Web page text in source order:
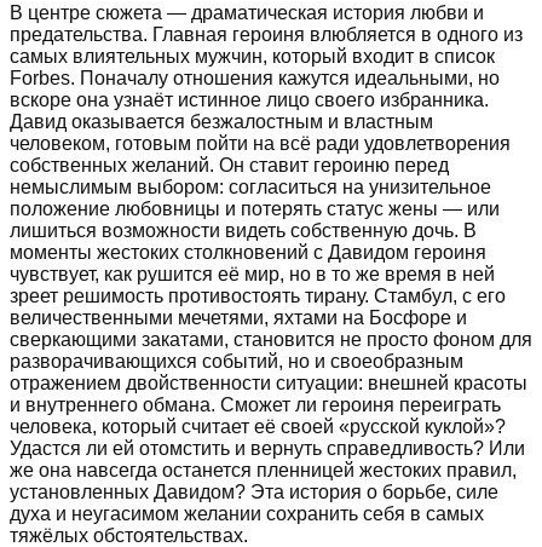
В центре сюжета — драматическая история любви и
предательства. Главная героиня влюбляется в одного из
самых влиятельных мужчин, который входит в список
Forbes. Поначалу отношения кажутся идеальными, но
вскоре она узнаёт истинное лицо своего избранника.
Давид оказывается безжалостным и властным
человеком, готовым пойти на всё ради удовлетворения
собственных желаний. Он ставит героиню перед
немыслимым выбором: согласиться на унизительное
положение любовницы и потерять статус жены — или
лишиться возможности видеть собственную дочь. В
моменты жестоких столкновений с Давидом героиня
чувствует, как рушится её мир, но в то же время в ней
зреет решимость противостоять тирану. Стамбул, с его
величественными мечетями, яхтами на Босфоре и
сверкающими закатами, становится не просто фоном для
разворачивающихся событий, но и своеобразным
отражением двойственности ситуации: внешней красоты
и внутреннего обмана. Сможет ли героиня переиграть
человека, который считает её своей «русской куклой»?
Удастся ли ей отомстить и вернуть справедливость? Или
же она навсегда останется пленницей жестоких правил,
установленных Давидом? Эта история о борьбе, силе
духа и неугасимом желании сохранить себя в самых
тяжёлых обстоятельствах.